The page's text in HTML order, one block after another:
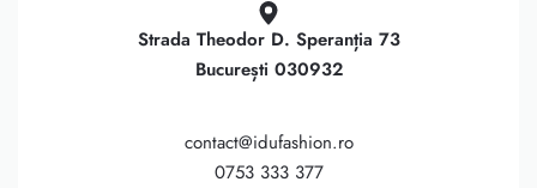
Strada Theodor D. Speranția 73
București 030932
contact@idufashion.ro
0753 333 377